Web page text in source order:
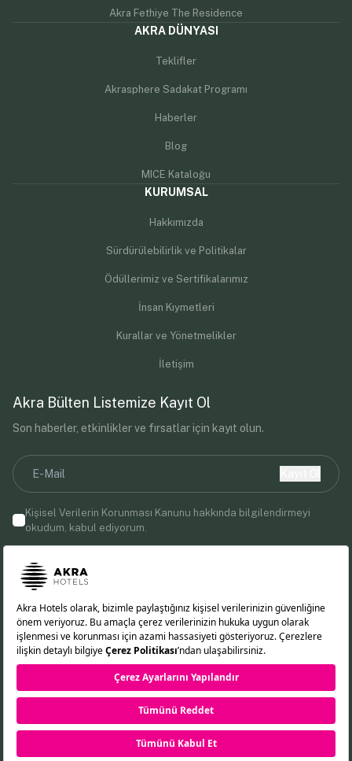
Akra Fethiye The Residence
AKRA DÜNYASI
Teklifler
Akrasphere Sadakat Programı
Haberler
Blog
MICE Kataloğu
KURUMSAL
Hakkımızda
Sürdürülebilirlik ve Politikalar
Ödüllerimiz ve Sertifikalarımız
İnsan Kıymetleri
Kurallar ve Yönetmelikler
İletişim
Akra Bülten Listemize Kayıt Ol
Son haberler, etkinlikler ve fırsatlar için kayıt olun.
Kişisel Verilerin Korunması Kanunu hakkında bilgilendirmeyi
okudum, kabul ediyorum.
iletişimleri almayı kabul etmiş olursunuz.
Bizi Takip Edin!
TR
DE
Çerez PolitikasıKVKK Aydınlatma MetniGizlilik İlkeleri
©2026 Akra Hotels. Tüm Hakları Saklıdır.
REZERVASYON